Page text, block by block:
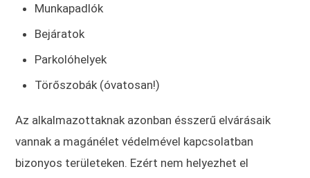
Munkapadlók
Bejáratok
Parkolóhelyek
Törőszobák (óvatosan!)
Az alkalmazottaknak azonban ésszerű elvárásaik
vannak a magánélet védelmével kapcsolatban
bizonyos területeken. Ezért nem helyezhet el